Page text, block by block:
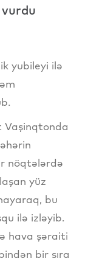
vurdu
yubileyi ilə
nöqtələrdə
yüz
bu
ilə izləyib.
hava şəraiti
bir sıra